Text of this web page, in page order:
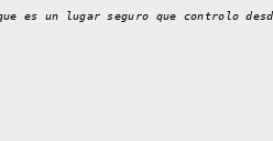
es un lugar seguro que controlo